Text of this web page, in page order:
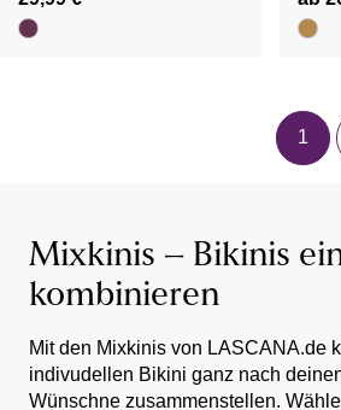
1
Mixkinis – Bikinis
kombinieren
Mit den Mixkinis von LASCANA.de
indivudellen Bikini ganz nach
Wünschne zusammenstellen.